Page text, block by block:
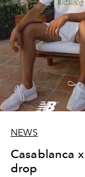
NEWS
Casablanca
drop